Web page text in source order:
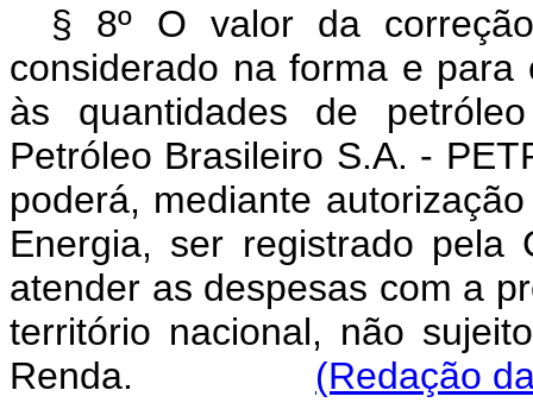
§ 8º O valor da
considerado na forma e
às quantidades de
Petróleo Brasileiro S.A. -
poderá, mediante
Energia, ser registrado pela
atender as despesas com a
território nacional, não
Renda. (Redação